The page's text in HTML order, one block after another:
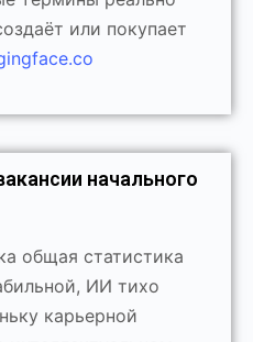
или покупает
начального
общая статистика
ИИ тихо
карьерной